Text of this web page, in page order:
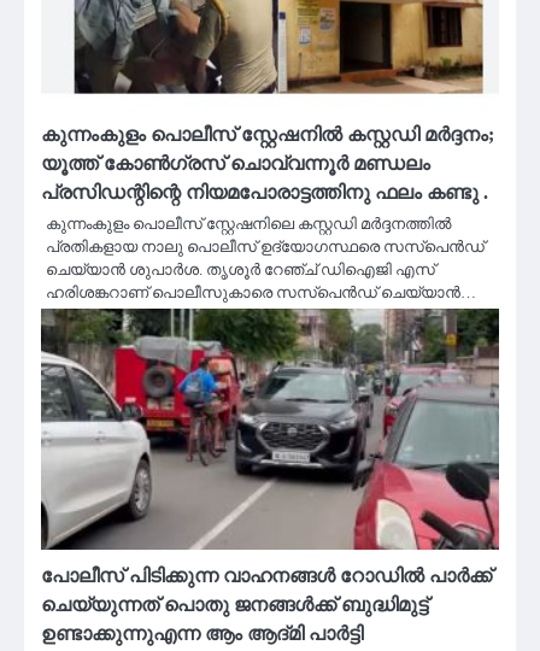
കുന്നംകുളം പൊലീസ് സ്റ്റേഷനിൽ കസ്റ്റഡി മർദ്ദനം;
യൂത്ത് കോണ്‍ഗ്രസ് ചൊവ്വന്നൂര്‍ മണ്ഡലം
പ്രസിഡന്റിന്റെ നിയമപോരാട്ടത്തിനു ഫലം കണ്ടു .
കുന്നംകുളം പൊലീസ് സ്റ്റേഷനിലെ കസ്റ്റഡി മര്‍ദ്ദനത്തില്‍
പ്രതികളായ നാലു പൊലീസ് ഉദ്യോഗസ്ഥരെ സസ്‌പെന്‍ഡ്
ചെയ്യാന്‍ ശുപാര്‍ശ. തൃശൂര്‍ റേഞ്ച് ഡിഐജി എസ്
ഹരിശങ്കറാണ് പൊലീസുകാരെ സസ്‌പെന്‍ഡ് ചെയ്യാന്‍…
പോലീസ് പിടിക്കുന്ന വാഹനങ്ങൾ റോഡിൽ പാർക്ക്‌
ചെയ്യുന്നത് പൊതു ജനങ്ങൾക്ക് ബുദ്ധിമുട്ട്
ഉണ്ടാക്കുന്നുഎന്ന ആം ആദ്മി പാർട്ടി